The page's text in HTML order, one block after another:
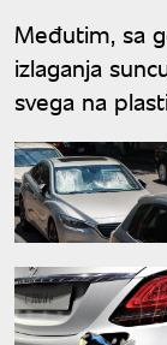
Međutim, sa
izlaganja
svega na